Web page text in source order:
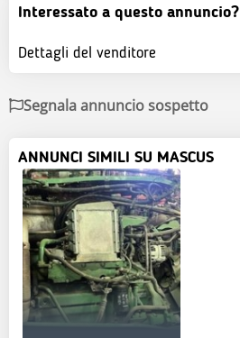
Interessato a questo annuncio?
Dettagli del venditore
Segnala annuncio sospetto
ANNUNCI SIMILI SU MASCUS